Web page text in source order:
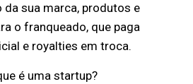
da sua marca, produtos e
o franqueado, que paga
e royalties em troca.
é uma startup?